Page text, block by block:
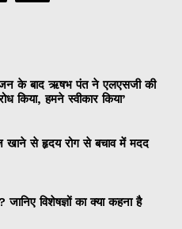
के बाद ऋषभ पंत ने एलएसजी की
किया, हमने स्वीकार किया’
खाने से हृदय रोग से बचाव में मदद
विशेषज्ञों का क्या कहना है